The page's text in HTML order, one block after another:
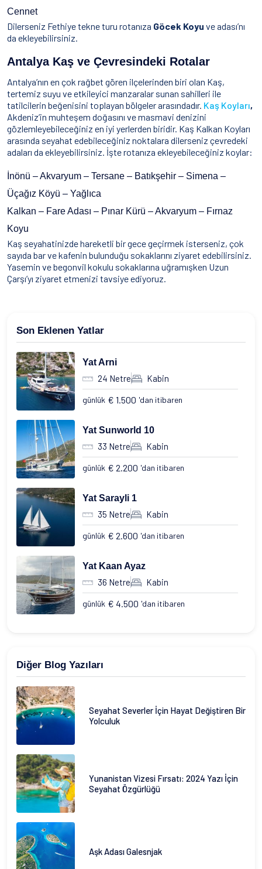
Cennet
Dilerseniz Fethiye tekne turu rotanıza Göcek Koyu ve adası’nı
da ekleyebilirsiniz.
Antalya Kaş ve Çevresindeki Rotalar
Antalya’nın en çok rağbet gören ilçelerinden biri olan Kaş,
tertemiz suyu ve etkileyici manzaralar sunan sahilleri ile
tatilcilerin beğenisini toplayan bölgeler arasındadır. Kaş Koyları,
Akdeniz’in muhteşem doğasını ve masmavi denizini
gözlemleyebileceğiniz en iyi yerlerden biridir. Kaş Kalkan Koyları
arasında seyahat edebileceğiniz noktalara dilerseniz çevredeki
adaları da ekleyebilirsiniz. İşte rotanıza ekleyebileceğiniz koylar:
İnönü – Akvaryum – Tersane – Batıkşehir – Simena –
Üçağız Köyü – Yağlıca
Kalkan – Fare Adası – Pınar Kürü – Akvaryum – Fırnaz
Koyu
Kaş seyahatinizde hareketli bir gece geçirmek isterseniz, çok
sayıda bar ve kafenin bulunduğu sokaklarını ziyaret edebilirsiniz.
Yasemin ve begonvil kokulu sokaklarına uğramışken Uzun
Çarşı’yı ziyaret etmenizi tavsiye ediyoruz.
Son Eklenen Yatlar
Yat Arni
24 Netre Kabin
günlük € 1.500 'dan itibaren
Yat Sunworld 10
33 Netre Kabin
günlük € 2.200 'dan itibaren
Yat Sarayli 1
35 Netre Kabin
günlük € 2.600 'dan itibaren
Yat Kaan Ayaz
36 Netre Kabin
günlük € 4.500 'dan itibaren
Diğer Blog Yazıları
Seyahat Severler İçin Hayat Değiştiren Bir
Yolculuk
Yunanistan Vizesi Fırsatı: 2024 Yazı İçin
Seyahat Özgürlüğü
Aşk Adası Galesnjak